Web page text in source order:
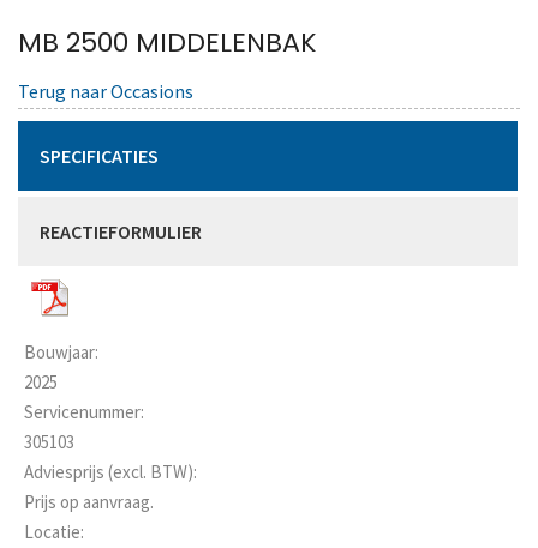
MB 2500 MIDDELENBAK
Terug naar Occasions
SPECIFICATIES
REACTIEFORMULIER
Bouwjaar:
2025
Servicenummer:
305103
Adviesprijs (excl. BTW):
Prijs op aanvraag.
Locatie: